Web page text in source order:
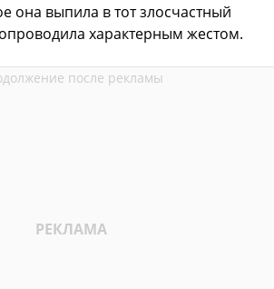
она выпила в тот злосчастный
характерным жестом.